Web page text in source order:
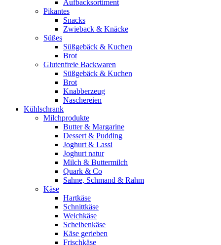
Aufbacksortiment
Pikantes
Snacks
Zwieback & Knäcke
Süßes
Süßgebäck & Kuchen
Brot
Glutenfreie Backwaren
Süßgebäck & Kuchen
Brot
Knabberzeug
Naschereien
Kühlschrank
Milchprodukte
Butter & Margarine
Dessert & Pudding
Joghurt & Lassi
Joghurt natur
Milch & Buttermilch
Quark & Co
Sahne, Schmand & Rahm
Käse
Hartkäse
Schnittkäse
Weichkäse
Scheibenkäse
Käse gerieben
Frischkäse